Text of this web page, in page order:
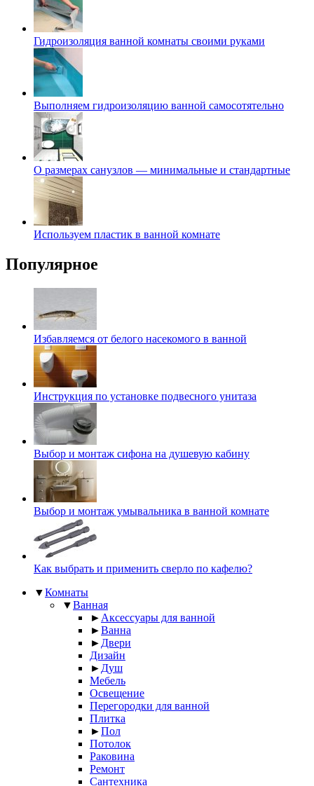
Гидроизоляция ванной комнаты своими руками
Выполняем гидроизоляцию ванной самосотятельно
О размерах санузлов — минимальные и стандартные
Используем пластик в ванной комнате
Популярное
Избавляемся от белого насекомого в ванной
Инструкция по установке подвесного унитаза
Выбор и монтаж сифона на душевую кабину
Выбор и монтаж умывальника в ванной комнате
Как выбрать и применить сверло по кафелю?
▼Комнаты
▼Ванная
► Аксессуары для ванной
►Ванна
► Двери
Дизайн
► Душ
Мебель
Освещение
Перегородки для ванной
Плитка
►Пол
Потолок
Раковина
Ремонт
Сантехника